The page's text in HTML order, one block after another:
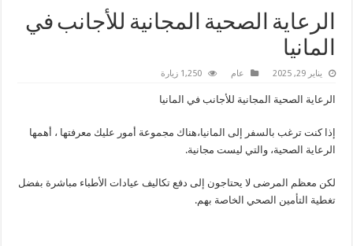
الرعاية الصحية المجانية للأجانب في
المانيا
يناير 29, 2025 عام 1,250 زيارة
الرعاية الصحية المجانية للأجانب في المانيا
إذا كنت ترغب بالسفر إلى المانيا،هناك مجموعة أمور عليك معرفتها ، أهمها
الرعاية الصحية، والتي ليست مجانية.
لكن معظم المرضى لا يحتاجون إلى دفع تكاليف عيادات الأطباء مباشرة بفضل
تغطية التأمين الصحي الخاصة بهم.